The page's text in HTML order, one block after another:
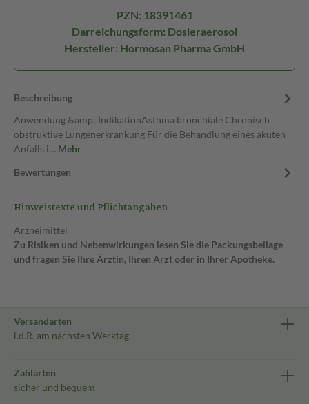
PZN: 18391461
Darreichungsform: Dosieraerosol
Hersteller: Hormosan Pharma GmbH
Beschreibung
Anwendung &amp; IndikationAsthma bronchiale Chronisch
obstruktive Lungenerkrankung Für die Behandlung eines akuten
Anfalls i… Mehr
Bewertungen
Hinweistexte und Pflichtangaben
Arzneimittel
Zu Risiken und Nebenwirkungen lesen Sie die Packungsbeilage
und fragen Sie Ihre Ärztin, Ihren Arzt oder in Ihrer Apotheke.
Versandarten
i.d.R. am nächsten Werktag
Zahlarten
sicher und bequem